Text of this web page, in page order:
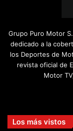
Grupo Puro Motor
dedicado a la
los Deportes de
revista oficial de
Motor
Los más vistos